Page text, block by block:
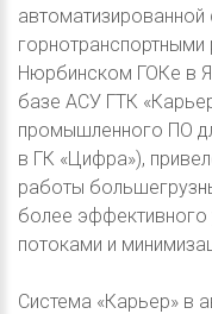
автоматизированной
Нюрбинском ГОКе в
базе АСУ ГТК
промышленного ПО
в ГК «Цифра»),
работы
более эффективного
потоками и
Система «Карьер» в